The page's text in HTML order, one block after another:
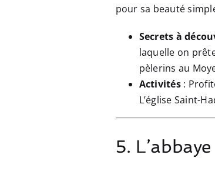
pour sa beauté
Secrets à
laquelle on
pèlerins au
Activités:
L’église Saint-
5.